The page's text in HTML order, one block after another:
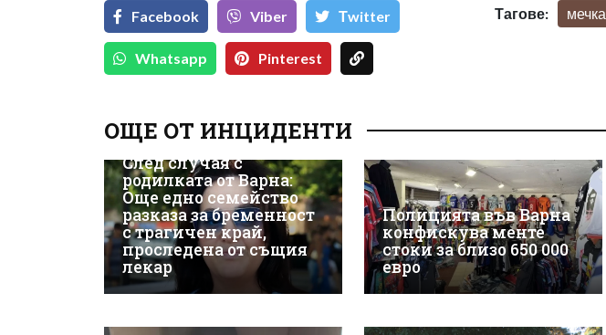
Facebook Viber Тwitter
Whatsapp Pinterest
Тагове: мечка
ОЩЕ ОТ ИНЦИДЕНТИ
След случая с
родилката от Варна:
Още едно семейство
разказа за бременност
с трагичен край,
проследена от същия
лекар
Полицията във Варна
конфискува менте
стоки за близо 650 000
евро